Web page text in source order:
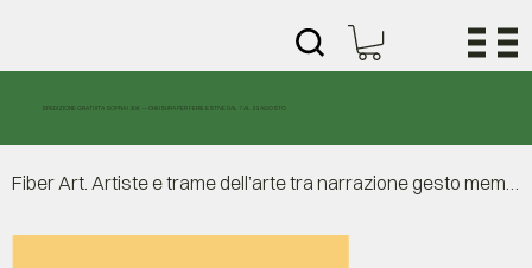
SPEDIZIONE GRATUITA SOPRA I 30€ — CHIUSURA PER FERIE ESTIVE DAL 7 AL 23 AGOSTO